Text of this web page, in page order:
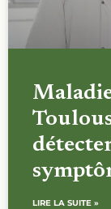
LIRE LA SUITE »